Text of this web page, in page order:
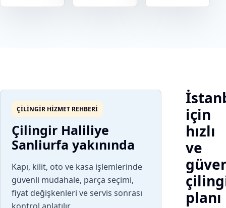
ÇILINGIR HIZMET REHBERI
Çilingir Haliliye
Sanliurfa yakınında
Kapı, kilit, oto ve kasa işlemlerinde
güvenli müdahale, parça seçimi,
fiyat değişkenleri ve servis sonrası
için
hızlı
ve
planı